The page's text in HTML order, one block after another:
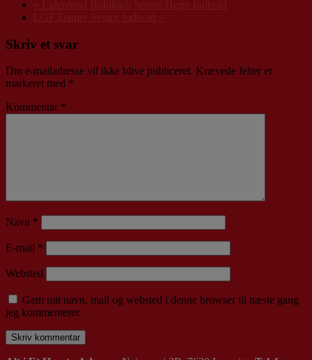
Skriv et svar
Din e-mailadresse vil ikke blive publiceret. Krævede felter er
markeret med *
Kommentar *
Navn *
E-mail *
Websted
Gem mit navn, mail og websted i denne browser til næste gang
jeg kommenterer.